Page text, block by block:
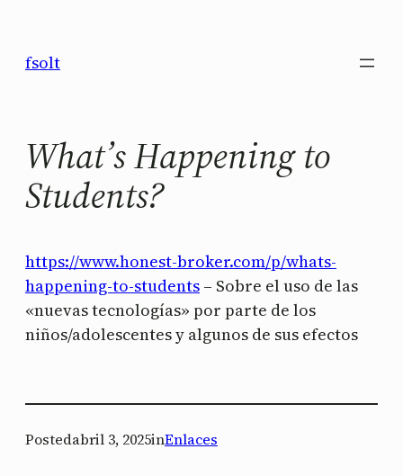
contenido
fsolt
What’s Happening to
Students?
https://www.honest-broker.com/p/whats-
happening-to-students – Sobre el uso de las
«nuevas tecnologías» por parte de los
niños/adolescentes y algunos de sus efectos
Postedabril 3, 2025inEnlaces